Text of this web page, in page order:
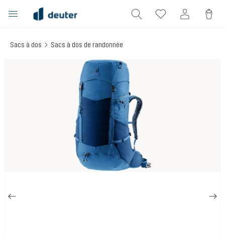
principal
Sacs à dos Sacs à dos de randonnée
Ignorer la galerie d'images